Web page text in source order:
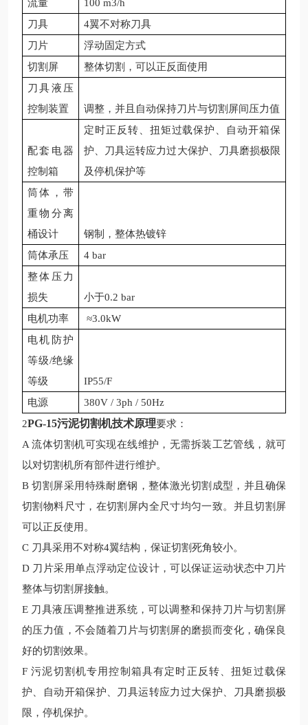
流量
100 m3/h
刀具
4翼不对称刀具
刀片
浮动固定方式
切割屏
整体切割，可以正反面使用
刀具液压
控制装置
调整，并且自动保持刀片与切割屏间压力值
配套电器
控制箱
定时正反转、扭矩过载保护、自动开箱保
护、刀具运转应力过大保护、刀具磨损极限
及停机保护等
筒体，带
重物分离
桶设计
钢制，整体热镀锌
筒体承压
4 bar
整体压力
损失
小于0.2 bar
电机功率
≈3.0kW
电机防护
等级/绝缘
等级
IP55/F
电源
380V / 3ph / 50Hz
2PG-15污泥切割机技术原理要求：
A 流体切割机可实现在线维护，无需拆装工艺管线，就可
以对切割机所有部件进行维护。
B 切割屏采用特殊耐磨钢，整体激光切割成型，并且确保
切割物料尺寸，在切割屏内全尺寸均匀一致。并且切割屏
可以正反使用。
C 刀具采用不对称4翼结构，保证切割死角较小。
D 刀片采用单点浮动定位设计，可以保证运动状态中刀片
整体与切割屏接触。
E 刀具液压调整推进系统，可以调整和保持刀片与切割屏
的压力值，不会随着刀片与切割屏的磨损而变化，确保良
好的切割效果。
F 污泥切割机专用控制箱具有定时正反转、扭矩过载保
护、自动开箱保护、刀具运转应力过大保护、刀具磨损极
限，停机保护。